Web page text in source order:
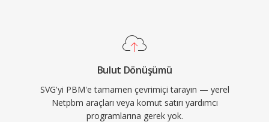
Bulut Dönüşümü
SVG'yi PBM'e tamamen çevrimiçi tarayın — yerel
Netpbm araçları veya komut satırı yardımcı
programlarına gerek yok.